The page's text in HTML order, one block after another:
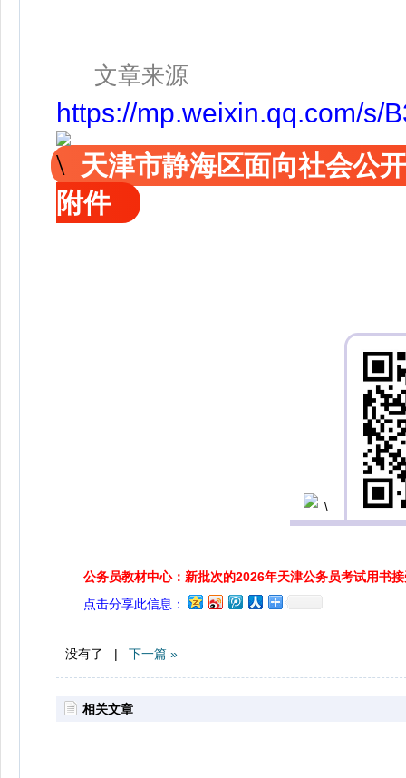
文章来源
https://mp.weixin.qq.com/s/
天津市静海区面向社会公
附件
公务员教材中心：新批次的2026年天津公务员考试用书
点击分享此信息：
没有了 | 下一篇 »
相关文章